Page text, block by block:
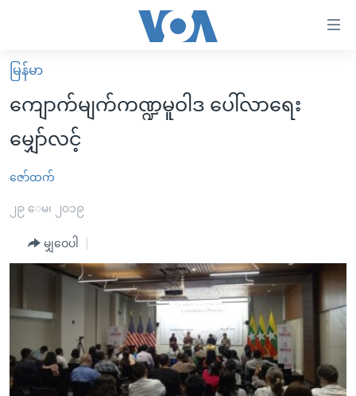
လွယ်ကူ
စေ
သည့်
Link
များ
ပင်မ
ရန်
အ
ညွန်း
မူလစာမျက်နှာ
မြန်မာ
ကမ္ဘာ့သတင်းများ
နိုင်ငံတကာ
အစ္စရေး-ပါလက်စတိုင်း
ဗွီဒီယို
အင်္ဂလိပ်စာလေ့လာမယ်
အမေရိကန်သုံးအီဒီယံ
မကြေးမုံရဲ့ အင်္ဂလိပ်စာ
ရုပ်ရှင်ထဲက အင်္ဂလိပ်စာ
သုတပဒေသာ အင်္ဂလိပ်စာ
အပတ်စဉ်ကဏ္ဍများ
ရေဒီယို
ရေဒီယိုနှင့်ရုပ်သံ အချက်အလက်များ
ရေဒီယို/တီဗွီအစီအစဉ်
Learning English
မြန်မာ
ကျောက်မျက်ကဏ္ဍမူဝါဒ ပေါ်လာရေး
မျှော်လင့်
ဇော်ထက်
၂၉ ေမ၊ ၂၀၁၉
မျှဝေပါ